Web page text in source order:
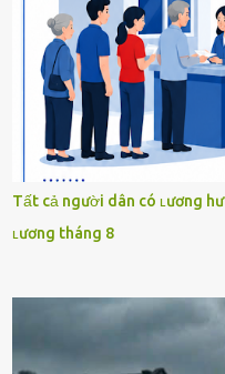
Tất cả người dân có ʟương
ʟương tháng 8